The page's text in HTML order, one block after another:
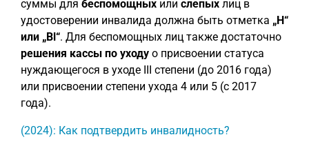
суммы для беспомощных или слепых лиц в
удостоверении инвалида должна быть отметка „H“
или „Bl“. Для беспомощных лиц также достаточно
решения кассы по уходу о присвоении статуса
нуждающегося в уходе III степени (до 2016 года)
или присвоении степени ухода 4 или 5 (с 2017
года).
(2024): Как подтвердить инвалидность?